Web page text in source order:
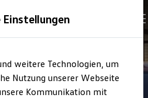
Einstellungen
weitere Technologien, um
Nutzung unserer Webseite
Kommunikation mit